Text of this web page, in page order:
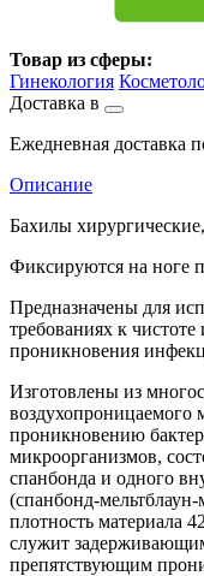
Товар из сферы:
Гинекология
Доставка в
Ежедневная доставка
Описание
Бахилы
Фиксируются на ноге
Предназначены для
требованиях к
проникновения
Изготовлены из
воздухопроницаемого
проникновению
микроорганизмов,
спанбонда и одного
(спанбонд-
плотность материала
служит
препятствующим